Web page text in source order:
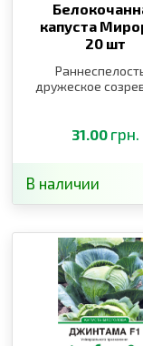
капуста
20 шт
дружеское
31.00 грн.
В наличии